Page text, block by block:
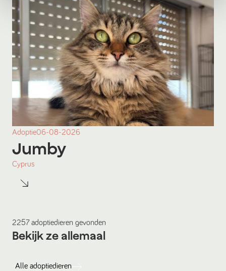
Adoptie06-08-2026
Jumby
Cyprus
2257 adoptiedieren gevonden
Bekijk ze allemaal
Alle adoptiedieren